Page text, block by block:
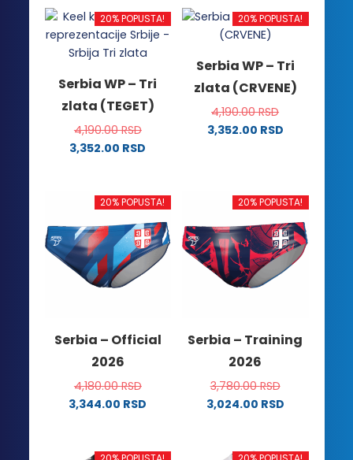
20% POPUSTA!
Serbia WP – Tri
zlata (TEGET)
4,190.00RSD
3,352.00 RSD
ima
varijanti.
Opcije
mogu
biti
stranici
proizvoda.
20% POPUSTA!
Serbia WP – Tri
zlata (CRVENE)
4,190.00RSD
3,352.00 RSD
više
varijanti.
Opcije
mogu
biti
izabrane
proizvoda.
20% POPUSTA!
Serbia – Official
2026
4,180.00RSD
3,344.00 RSD
20% POPUSTA!
Serbia – Training
2026
3,780.00RSD
3,024.00 RSD